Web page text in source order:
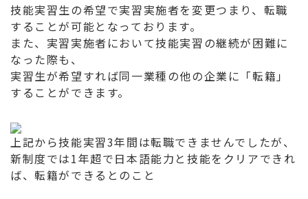
技能実習生の希望で実習実施者を変更つまり、転職
することが可能となっております。
また、実習実施者において技能実習の継続が困難に
なった際も、
実習生が希望すれば同一業種の他の企業に「転籍」
することができます。
上記から技能実習3年間は転職できませんでしたが、
新制度では1年超で日本語能力と技能をクリアできれ
ば、転籍ができるとのこと